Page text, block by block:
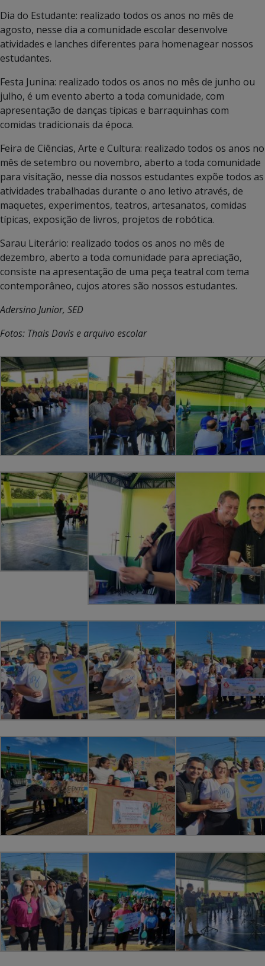
Dia do Estudante: realizado todos os anos no mês de
agosto, nesse dia a comunidade escolar desenvolve
atividades e lanches diferentes para homenagear nossos
estudantes.
Festa Junina: realizado todos os anos no mês de junho ou
julho, é um evento aberto a toda comunidade, com
apresentação de danças típicas e barraquinhas com
comidas tradicionais da época.
Feira de Ciências, Arte e Cultura: realizado todos os anos no
mês de setembro ou novembro, aberto a toda comunidade
para visitação, nesse dia nossos estudantes expõe todos as
atividades trabalhadas durante o ano letivo através, de
maquetes, experimentos, teatros, artesanatos, comidas
típicas, exposição de livros, projetos de robótica.
Sarau Literário: realizado todos os anos no mês de
dezembro, aberto a toda comunidade para apreciação,
consiste na apresentação de uma peça teatral com tema
contemporâneo, cujos atores são nossos estudantes.
Adersino Junior, SED
Fotos: Thais Davis e arquivo escolar